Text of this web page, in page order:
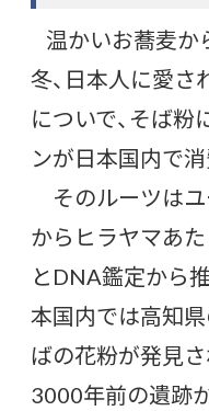
温かいお蕎麦か
冬、日本人に愛さ
についで、そば
ンが日本国内で
そのルーツはユ
からヒラヤマあ
とDNA鑑定から
本国内では高知
ばの花粉が発見
3000年前の遺跡